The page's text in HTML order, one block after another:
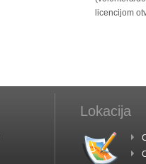
licencijom
Lokacija